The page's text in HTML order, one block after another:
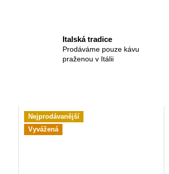
Italská tradice
Prodáváme pouze kávu
praženou v Itálii
Nejprodávanější
Vyvážená